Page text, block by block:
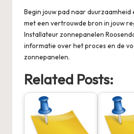
Begin jouw pad naar
met een vertrouwde bron in jouw
Installateur zonnepanelen
informatie over het proces en de
zonnepanelen.
Related Posts: